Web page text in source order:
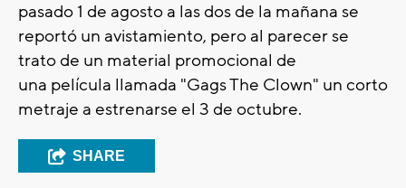
pasado 1 de agosto a las dos de la mañana se
reportó un avistamiento, pero al parecer se
trato de un material promocional de
una película llamada "Gags The Clown" un corto
metraje a estrenarse el 3 de octubre.
SHARE